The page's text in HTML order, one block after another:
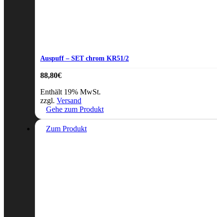
Auspuff – SET chrom KR51/2
88,80€
Enthält 19% MwSt.
zzgl. Versand
Gehe zum Produkt
Zum Produkt